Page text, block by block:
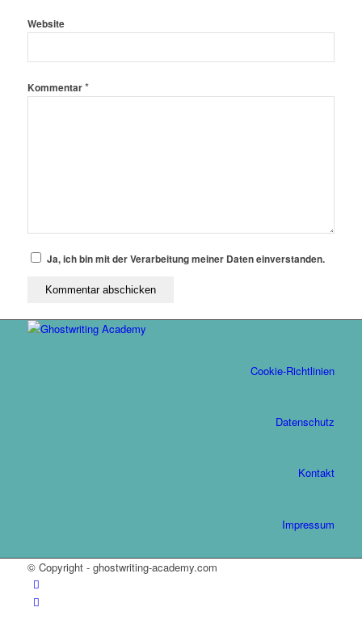
Website
Kommentar*
Ja, ich bin mit der Verarbeitung meiner Daten einverstanden.
Cookie-Richtlinien
Datenschutz
Kontakt
Impressum
© Copyright - ghostwriting-academy.com